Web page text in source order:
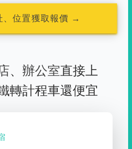
、位置獲取報價 →
、 辦公室直接上
轉計程車還便宜